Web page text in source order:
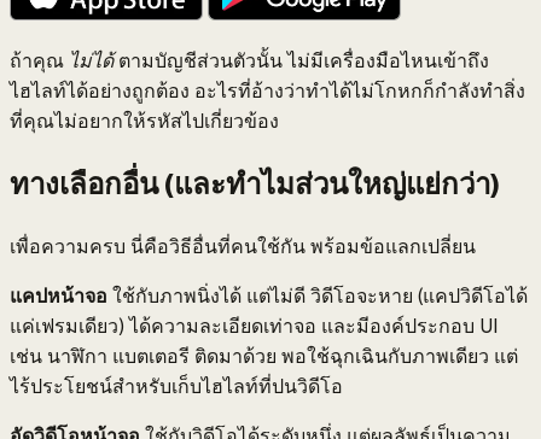
ถ้าคุณ ไม่ได้ตามบัญชีส่วนตัวนั้น ไม่มีเครื่องมือไหนเข้าถึง
ไฮไลท์ได้อย่างถูกต้อง อะไรที่อ้างว่าทำได้ไม่โกหกก็กำลังทำสิ่ง
ที่คุณไม่อยากให้รหัสไปเกี่ยวข้อง
ทางเลือกอื่น (และทำไมส่วนใหญ่แย่กว่า)
เพื่อความครบ นี่คือวิธีอื่นที่คนใช้กัน พร้อมข้อแลกเปลี่ยน
แคปหน้าจอ ใช้กับภาพนิ่งได้ แต่ไม่ดี วิดีโอจะหาย (แคปวิดีโอได้
แค่เฟรมเดียว) ได้ความละเอียดเท่าจอ และมีองค์ประกอบ UI
เช่น นาฬิกา แบตเตอรี ติดมาด้วย พอใช้ฉุกเฉินกับภาพเดียว แต่
ไร้ประโยชน์สำหรับเก็บไฮไลท์ที่ปนวิดีโอ